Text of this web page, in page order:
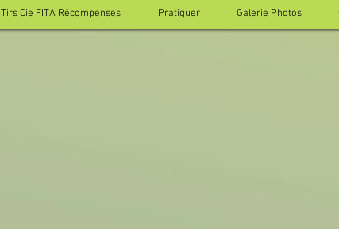
Tirs Cie FITA Récompenses Pratiquer Galerie Photos